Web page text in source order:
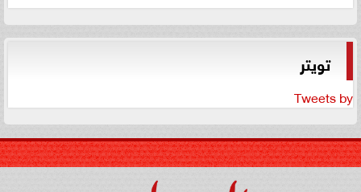
تويتر
Tweets by